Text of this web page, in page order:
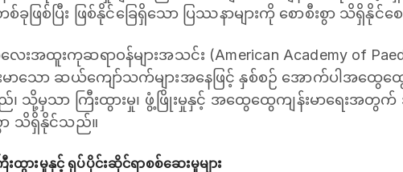
ဖြစ်ပြီး ဖြစ်နိုင်ခြေရှိသော ပြဿနာများကို စောစီးစွာ သိရှိနို
အထူးကုဆရာဝန်များအသင်း (American Academy of
ာသော ဆယ်ကျော်သက်များအနေဖြင့် နှစ်စဉ် အောက်ပါအထွေထွေက
သို့မှသာ ကြီးထွားမှု၊ ဖွံ့ဖြိုးမှုနှင့် အထွေထွေကျန်းမာရေးအတွက်
ာ သိရှိနိုင်သည်။
းထွားမှုနှင့် ရုပ်ပိုင်းဆိုင်ရာစစ်ဆေးမှုများ